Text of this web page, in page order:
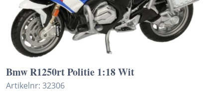
Bmw R1250rt Politie 1:18 Wit
Artikelnr: 32306